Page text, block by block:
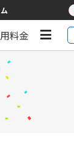
料金